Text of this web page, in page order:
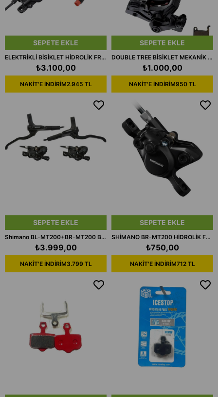
SEPETE EKLE
ELEKTRİKLİ BİSİKLET HİDROLİK FREN SİSTEMİ SENSÖRLÜ 2 PİSTON 2 PİN
₺3.100,00
NAKİT'E İNDİRİM2.945 TL
SEPETE EKLE
DOUBLE TREE BİSİKLET MEKANİK DİSK FREN KALİPERİ ÖN+ARKA BALATA DAHİL
₺1.000,00
NAKİT'E İNDİRİM950 TL
SEPETE EKLE
Shimano BL-MT200+BR-MT200 Bisiklet Hidrolik Disk Fren Seti Takımı
₺3.999,00
NAKİT'E İNDİRİM3.799 TL
SEPETE EKLE
SHİMANO BR-MT200 HİDROLİK FREN KALİPER+BALATA
₺750,00
NAKİT'E İNDİRİM712 TL